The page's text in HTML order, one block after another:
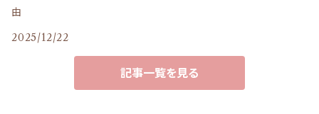
NATURE DELI（ナチュールデリ）
ピリカメディカルサロン
パーフェクション
由
2025/12/22
記事一覧を見る